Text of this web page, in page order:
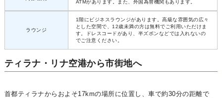
ATMがあります。また、外国為替機関もあります。
ラウンジ
1階にビジネスラウンジがあります。高級な雰囲気の広々
とした空間で、12歳未満の方は無料でご利用いただけま
す。ドレスコードがあり、半ズボンなどでは入れないの
でご注意ください。
ティラナ・リナ空港から市街地へ
首都ティラナからおよそ17kmの場所に位置し、車で約30分の距離で